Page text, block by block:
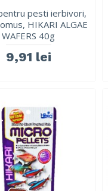
pesti ierbivori,
HIKARI ALGAE
WAFERS 40g
9,91 lei